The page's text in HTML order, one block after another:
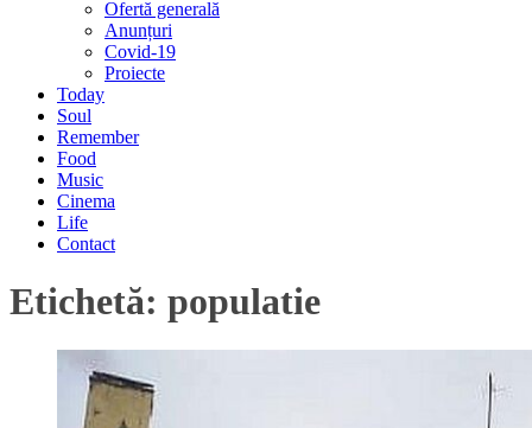
Ofertă generală
Anunțuri
Covid-19
Proiecte
Today
Soul
Remember
Food
Music
Cinema
Life
Contact
Etichetă: populatie